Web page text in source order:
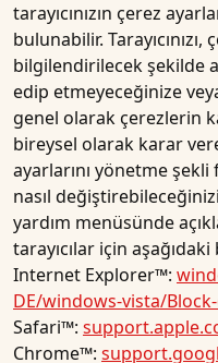
tarayıcınızın çerez
bulunabilir.
bilgilendirilecek şekilde
edip etmeyeceğinize
genel olarak çerezlerin
bireysel olarak karar
ayarlarını yönetme şekli
nasıl
yardım menüsünde
tarayıcılar için
Internet Explorer™:
DE/windows-vista/
Safari™:
Chrome™: